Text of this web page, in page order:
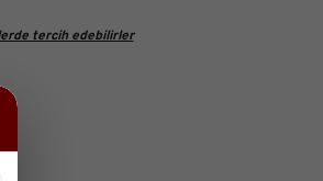
tercih edebilirler